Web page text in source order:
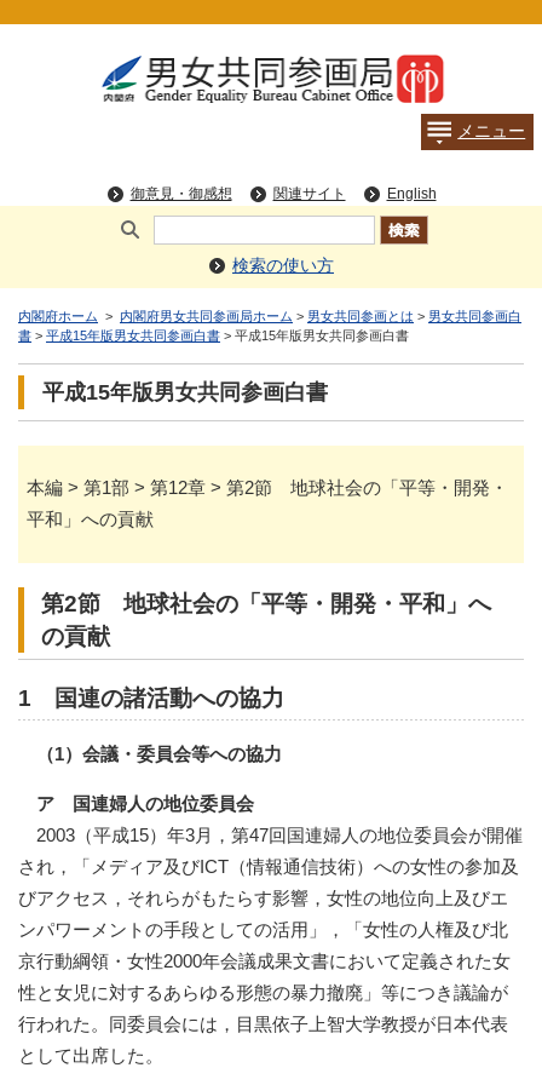
検索の使い方
内閣府ホーム > 内閣府男女共同参画局ホーム > 男女共同参画とは > 男女共同参画白
書 > 平成15年版男女共同参画白書 > 平成15年版男女共同参画白書
平成15年版男女共同参画白書
本編 > 第1部 > 第12章 > 第2節 地球社会の「平等・開発・
平和」への貢献
第2節 地球社会の「平等・開発・平和」へ
の貢献
1 国連の諸活動への協力
（1）会議・委員会等への協力
ア 国連婦人の地位委員会
2003（平成15）年3月，第47回国連婦人の地位委員会が開催
され，「メディア及びICT（情報通信技術）への女性の参加及
びアクセス，それらがもたらす影響，女性の地位向上及びエ
ンパワーメントの手段としての活用」，「女性の人権及び北
京行動綱領・女性2000年会議成果文書において定義された女
性と女児に対するあらゆる形態の暴力撤廃」等につき議論が
行われた。同委員会には，目黒依子上智大学教授が日本代表
として出席した。